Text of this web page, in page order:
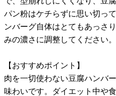
パン粉はケチらずに思い切っ
ンバーグ自体はとてもあっさ
みの濃さに調整してください。
【おすすめポイント】
肉を一切使わない豆腐ハンバ
味わいです。ダイエット中や